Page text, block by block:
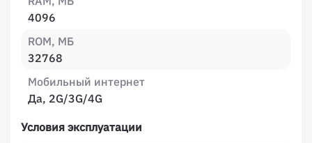
4096
ROM, МБ
32768
Мобильный интернет
Да, 2G/3G/4G
Условия эксплуатации